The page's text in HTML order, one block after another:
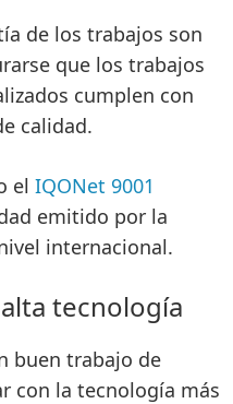
de los trabajos son
que los trabajos
cumplen con
calidad.
el IQONet 9001
emitido por la
internacional.
tecnología
buen trabajo de
con la tecnología más